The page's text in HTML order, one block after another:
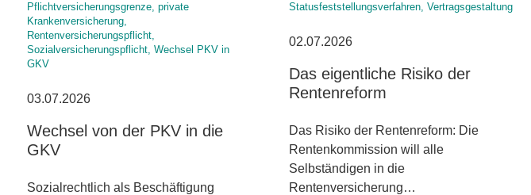
Pflichtversicherungsgrenze, private
Krankenversicherung,
Rentenversicherungspflicht,
Sozialversicherungspflicht, Wechsel PKV in
GKV
03.07.2026
Wechsel von der PKV in die
GKV
Sozialrechtlich als Beschäftigung
Statusfeststellungsverfahren, Vertragsgestaltung
02.07.2026
Das eigentliche Risiko der
Rentenreform
Das Risiko der Rentenreform: Die
Rentenkommission will alle
Selbständigen in die
Rentenversicherung…